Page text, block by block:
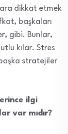
dikkat etmek
başkaları
gibi. Bunlar,
kılar. Stres
stratejiler
ilgi
var mıdır?